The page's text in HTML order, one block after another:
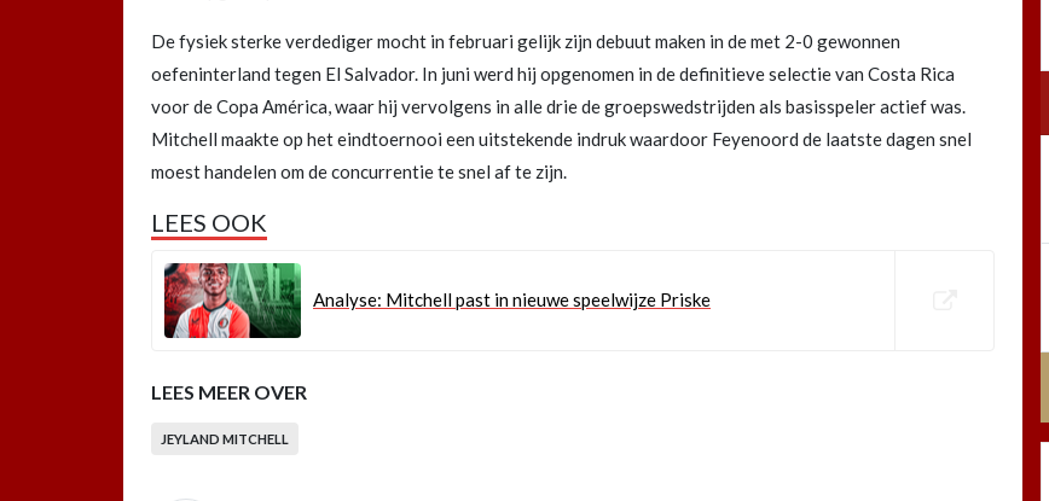
De fysiek sterke verdediger mocht in februari gelijk zijn debuut maken in de met 2-0 gewonnen
oefeninterland tegen El Salvador. In juni werd hij opgenomen in de definitieve selectie van Costa Rica
voor de Copa América, waar hij vervolgens in alle drie de groepswedstrijden als basisspeler actief was.
Mitchell maakte op het eindtoernooi een uitstekende indruk waardoor Feyenoord de laatste dagen snel
moest handelen om de concurrentie te snel af te zijn.
LEES OOK
Analyse: Mitchell past in nieuwe speelwijze Priske
LEES MEER OVER
JEYLAND MITCHELL